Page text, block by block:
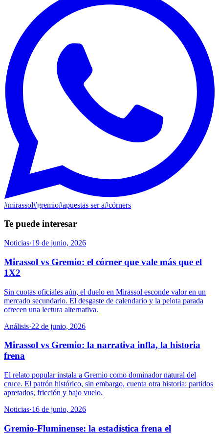
#mirassol#gremio#apuestas ser a#córners
Te puede interesar
Noticias·19 de junio, 2026
Mirassol vs Gremio: el córner que vale más que el
1X2
Sin cuotas oficiales aún, el duelo en Mirassol esconde valor en un
mercado secundario. El desgaste de calendario y la pelota parada
ofrecen una lectura alternativa.
Análisis·22 de junio, 2026
Mirassol vs Gremio: la narrativa infla, la historia
frena
El relato popular instala a Gremio como dominador natural del
cruce. El patrón histórico, sin embargo, cuenta otra historia: partidos
apretados, fricción y bajo vuelo.
Noticias·16 de junio, 2026
Gremio-Fluminense: la estadística frena el